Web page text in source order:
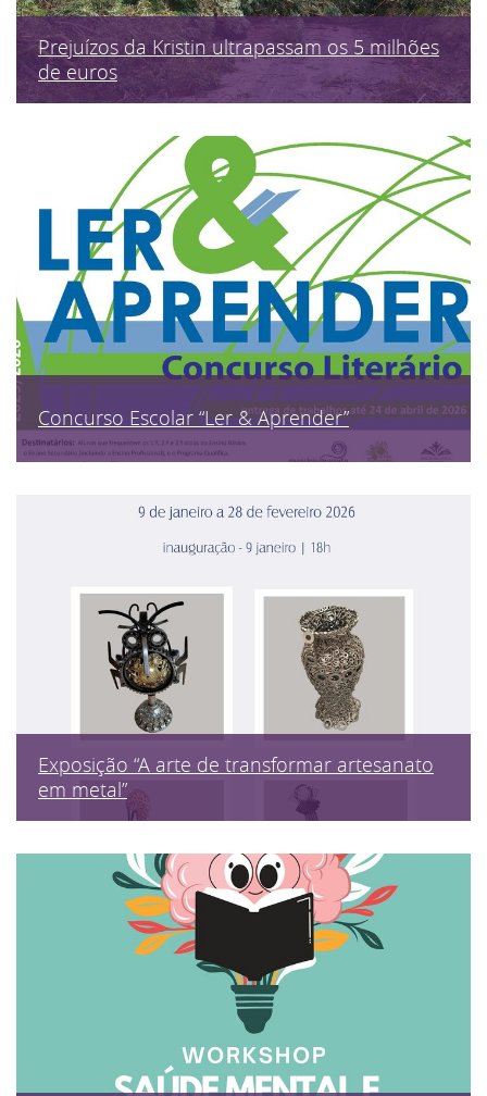
Prejuízos da Kristin ultrapassam os 5 milhões
de euros
Concurso Escolar “Ler & Aprender”
Exposição “A arte de transformar artesanato
em metal”